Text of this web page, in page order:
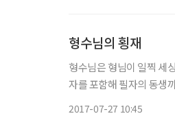
형수님의 횡재
형수님은 형님이 일찍 세
자를 포함해 필자의 동생
2017-07-27 10:45